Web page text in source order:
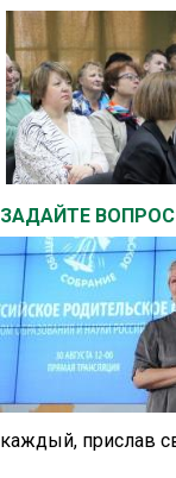
ЗАДАЙТЕ
каждый, прислав